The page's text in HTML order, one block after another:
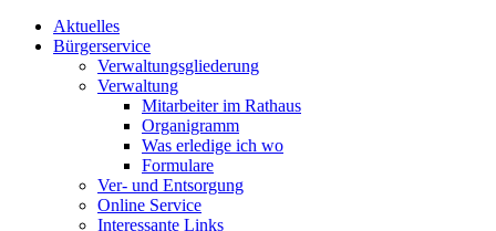
Aktuelles
Bürgerservice
Verwaltungsgliederung
Verwaltung
Mitarbeiter im Rathaus
Organigramm
Was erledige ich wo
Formulare
Ver- und Entsorgung
Online Service
Interessante Links